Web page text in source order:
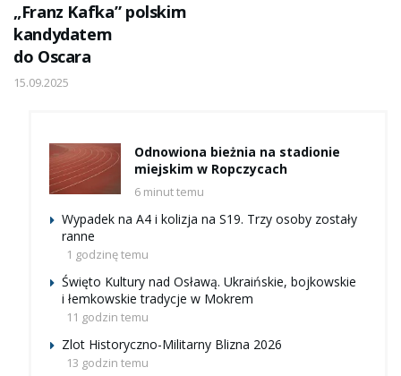
„Franz Kafka” polskim
kandydatem
do Oscara
15.09.2025
Odnowiona bieżnia na stadionie
miejskim w Ropczycach
6 minut temu
Wypadek na A4 i kolizja na S19. Trzy osoby zostały
ranne
1 godzinę temu
Święto Kultury nad Osławą. Ukraińskie, bojkowskie
i łemkowskie tradycje w Mokrem
11 godzin temu
Zlot Historyczno-Militarny Blizna 2026
13 godzin temu